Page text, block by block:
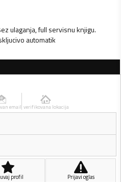
ulaganja, full servisnu knjigu.
automatik
email verifikovana lokacija
profil Prijavi oglas